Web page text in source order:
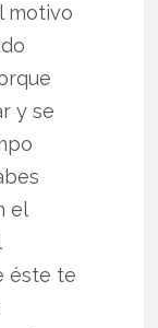
motivo
y se
el
éste te